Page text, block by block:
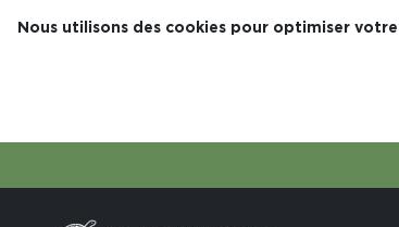
Nous utilisons des cookies pour optimiser